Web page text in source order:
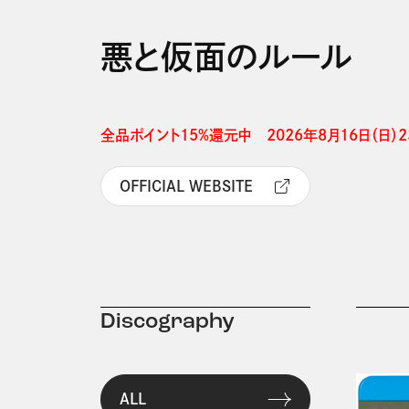
悪と仮面のルール
全品ポイント15%還元中　2026年8月16日（日
OFFICIAL WEBSITE
Discography
ALL